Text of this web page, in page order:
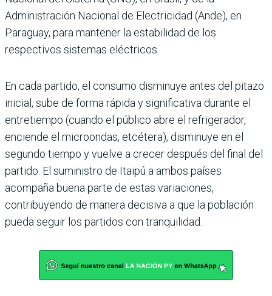
Administración Nacional de Electricidad (Ande), en
Paraguay, para mantener la estabilidad de los
respectivos sistemas eléctricos.
En cada partido, el consumo disminuye antes del pitazo
inicial, sube de forma rápida y significativa durante el
entretiempo (cuando el público abre el refrigerador,
enciende el microondas, etcétera), disminuye en el
segundo tiempo y vuelve a crecer después del final del
partido. El suministro de Itaipú a ambos países
acompaña buena parte de estas variaciones,
contribuyendo de manera decisiva a que la población
pueda seguir los partidos con tranquilidad.